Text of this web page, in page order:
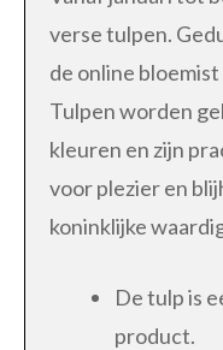
verse tulpen.
de online
Tulpen worden
kleuren en zijn
voor plezier en
koninklijke
De tulp is
product.